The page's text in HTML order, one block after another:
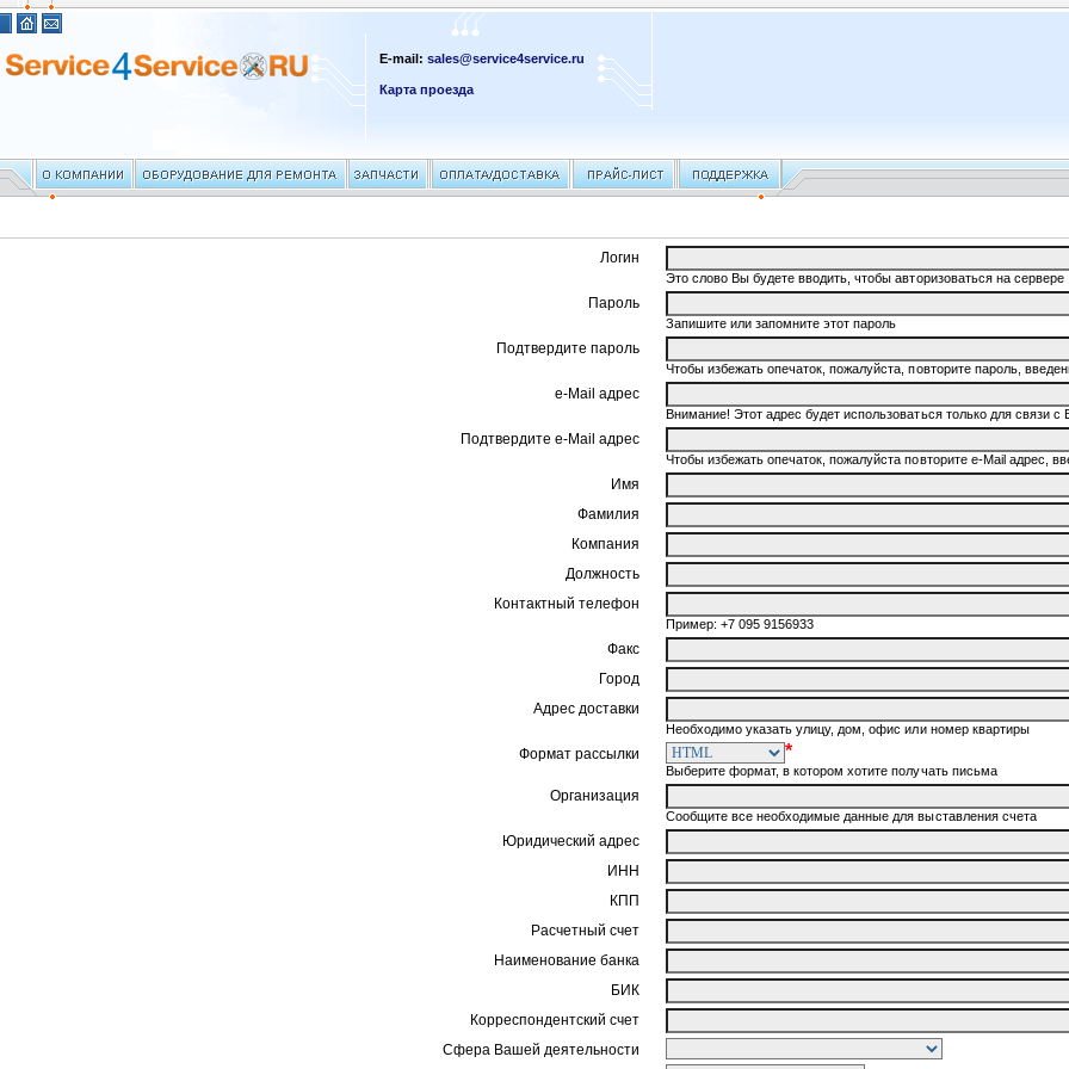
E-mail:sales@service4service.ru
Карта проезда
Логин
Это слово Вы будете вводить, чтобы авторизоваться на сервере
Пароль
Запишите или запомните этот пароль
Подтвердите пароль
Чтобы избежать опечаток, пожалуйста, повторите пароль,
e-Mail адрес
Внимание! Этот адрес будет использоваться только для связи
Подтвердите e-Mail адрес
Чтобы избежать опечаток, пожалуйста повторите e-Mail адрес,
Имя
Фамилия
Компания
Должность
Контактный телефон
Пример: +7 095 9156933
Факс
Город
Адрес доставки
Необходимо указать улицу, дом, офис или номер квартиры
Формат рассылки *
Выберите формат, в котором хотите получать письма
Организация
Сообщите все необходимые данные для выставления счета
Юридический адрес
ИНН
КПП
Расчетный счет
Наименование банка
БИК
Корреспондентский счет
Сфера Вашей деятельности